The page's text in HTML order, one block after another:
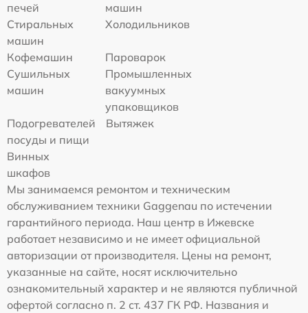
печей
машин
Стиральных
машин
Холодильников
Кофемашин
Пароварок
Сушильных
машин
Промышленных
вакуумных
упаковщиков
Подогревателей
посуды и пищи
Вытяжек
Винных
шкафов
Мы занимаемся ремонтом и техническим
обслуживанием техники Gaggenau по истечении
гарантийного периода. Наш центр в Ижевске
работает независимо и не имеет официальной
авторизации от производителя. Цены на ремонт,
указанные на сайте, носят исключительно
ознакомительный характер и не являются публичной
офертой согласно п. 2 ст. 437 ГК РФ. Названия и